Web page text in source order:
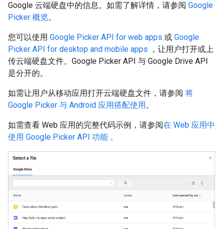
Google 云端硬盘中的信息。如需了解详情，请参阅 Google
Picker 概览。
您可以使用 Google Picker API for web apps 或 Google
Picker API for desktop and mobile apps ，让用户打开或上
传云端硬盘文件。Google Picker API 与 Google Drive API
是分开的。
如需让用户从移动应用打开云端硬盘文件，请参阅 将
Google Picker 与 Android 应用搭配使用。
如需查看 Web 应用的完整代码示例，请参阅在 Web 应用中
使用 Google Picker API 功能 。